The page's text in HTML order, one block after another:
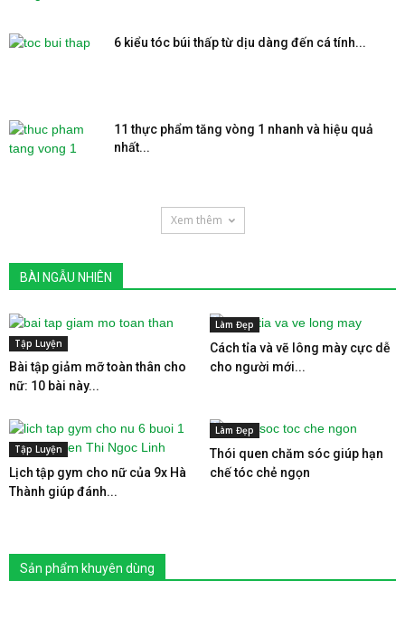
6 kiểu tóc búi thấp từ dịu dàng đến cá tính...
11 thực phẩm tăng vòng 1 nhanh và hiệu quả
nhất...
Xem thêm
BÀI NGẪU NHIÊN
Tập Luyện
Bài tập giảm mỡ toàn thân cho
nữ: 10 bài này...
Làm Đẹp
Cách tỉa và vẽ lông mày cực dễ
cho người mới...
Tập Luyện
Lịch tập gym cho nữ của 9x Hà
Thành giúp đánh...
Làm Đẹp
Thói quen chăm sóc giúp hạn
chế tóc chẻ ngọn
Sản phẩm khuyên dùng